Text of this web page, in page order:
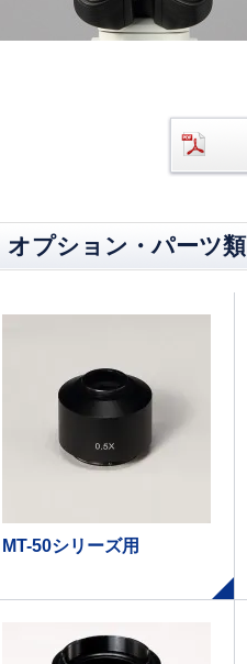
オプション・パーツ類
MT-50シリーズ用